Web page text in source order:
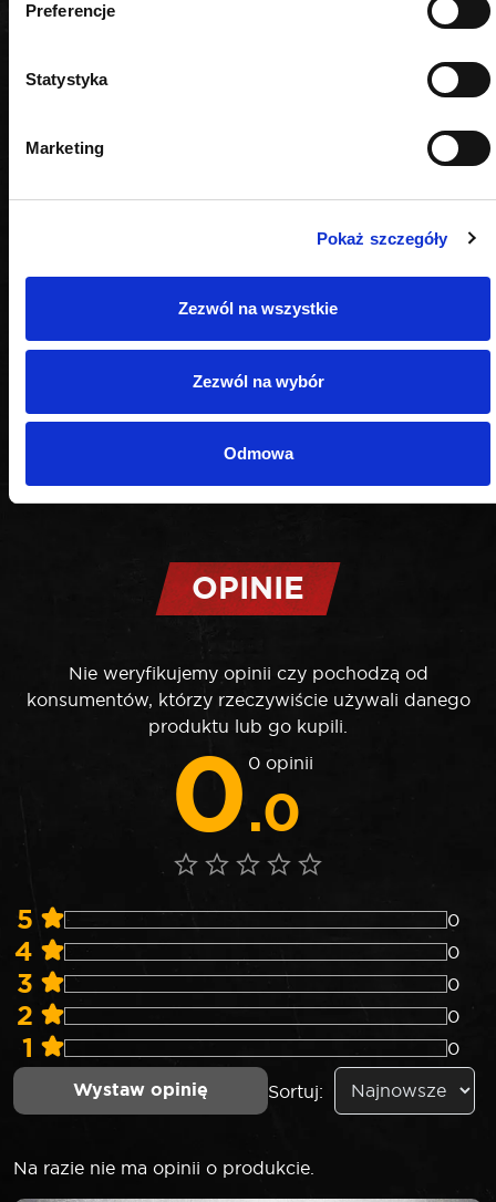
Preferencje
Statystyka
Marketing
Pokaż szczegóły
Zezwól na wszystkie
Zezwól na wybór
Odmowa
OPINIE
Nie weryfikujemy opinii czy pochodzą od
konsumentów, którzy rzeczywiście używali danego
produktu lub go kupili.
0.0
0 opinii
5 0
4 0
3 0
2 0
1 0
Wystaw opinię Sortuj:
Na razie nie ma opinii o produkcie.